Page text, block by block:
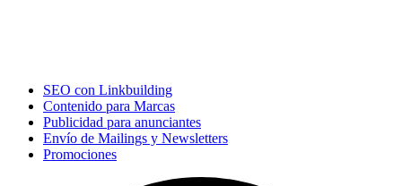
SEO con Linkbuilding
Contenido para Marcas
Publicidad para anunciantes
Envío de Mailings y Newsletters
Promociones